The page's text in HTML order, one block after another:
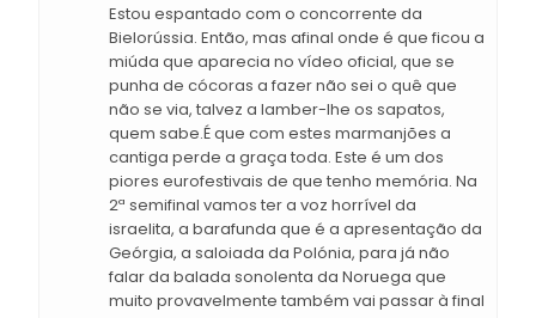
Estou espantado com o concorrente da
Bielorússia. Então, mas afinal onde é que ficou a
miúda que aparecia no vídeo oficial, que se
punha de cócoras a fazer não sei o quê que
não se via, talvez a lamber-lhe os sapatos,
quem sabe.É que com estes marmanjões a
cantiga perde a graça toda. Este é um dos
piores eurofestivais de que tenho memória. Na
2ª semifinal vamos ter a voz horrível da
israelita, a barafunda que é a apresentação da
Geórgia, a saloiada da Polónia, para já não
falar da balada sonolenta da Noruega que
muito provavelmente também vai passar à final